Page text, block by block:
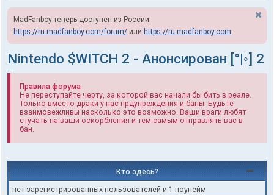
MadFanboy теперь доступен из России:
https://ru.madfanboy.com/forum/ или https://ru.madfanboy.com
Nintendo $WITCH 2 - Анонсирован [°|◦] 2
Правила форума
Не переступайте черту, за которой вас начали бы бить в реале.
Только вместо драки у нас прдупреждения и баны. Будьте
взаимовежливы насколько это возможно. Ваши враги любят
стучать на ваши оскорбления и тем самым отправлять вас в
бан.
Кто здесь?
нет зарегистрированных пользователей и 1 ноунейм